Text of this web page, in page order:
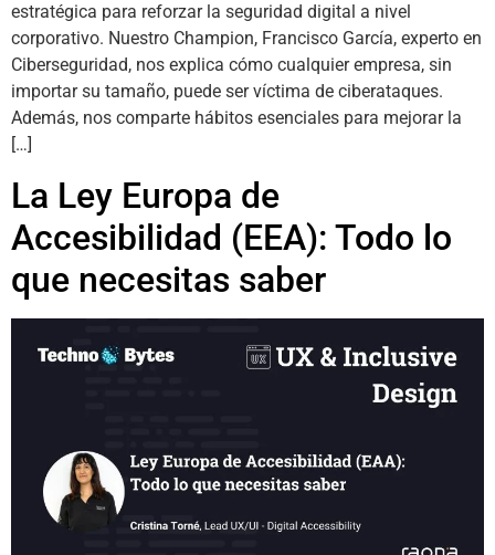
estratégica para reforzar la seguridad digital a nivel
corporativo. Nuestro Champion, Francisco García, experto en
Ciberseguridad, nos explica cómo cualquier empresa, sin
importar su tamaño, puede ser víctima de ciberataques.
Además, nos comparte hábitos esenciales para mejorar la
[…]
La Ley Europa de
Accesibilidad (EEA): Todo lo
que necesitas saber